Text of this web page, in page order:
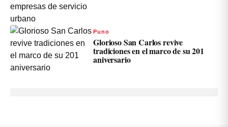
Puno
Glorioso San Carlos revive
tradiciones en el marco de su 201
aniversario